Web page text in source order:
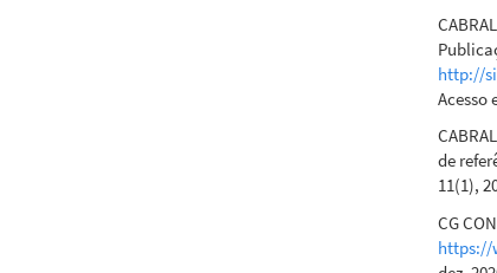
http://
Acesso
de
11(1),
CG
https://